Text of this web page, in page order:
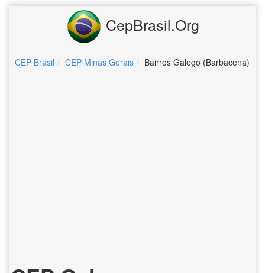
CepBrasil.Org
CEP Brasil CEP Minas Gerais Bairros Galego (Barbacena)